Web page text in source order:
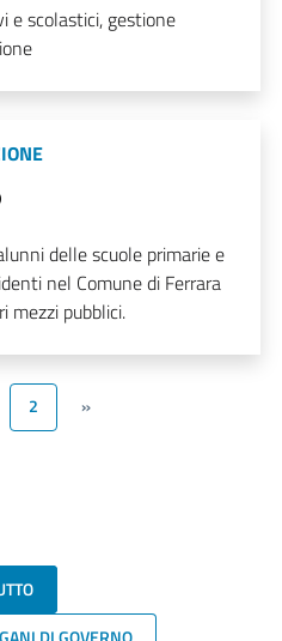
e scolastici, gestione
delle scuole primarie e
nel Comune di Ferrara
mezzi pubblici.
2 »